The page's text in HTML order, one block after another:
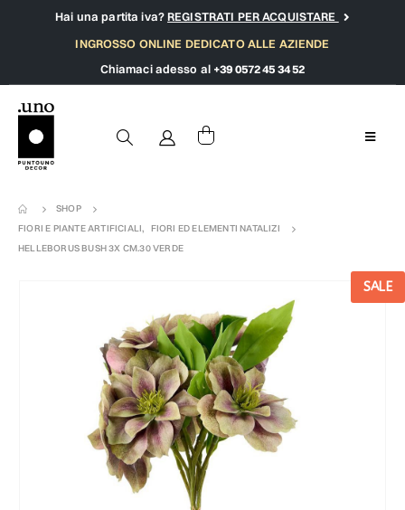
Hai una partita iva?REGISTRATI PER ACQUISTARE
INGROSSO ONLINE DEDICATO ALLE AZIENDE
Chiamaci adesso al +39 0572 45 34 52
SHOP
FIORI E PIANTE ARTIFICIALI,
FIORI ED ELEMENTI NATALIZI
HELLEBORUS BUSH 3X CM.30 VERDE
SALE